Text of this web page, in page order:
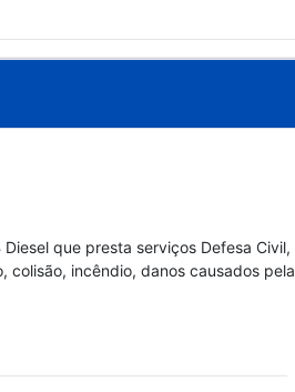
que presta serviços Defesa Civil,
colisão, incêndio, danos causados pela